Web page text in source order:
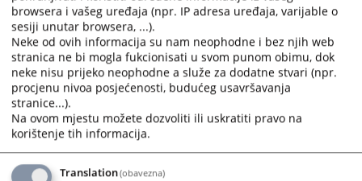
shortcuts
for
changing
dates.
shortcuts
for
changing
dates.
03.08.2020.
Brošura Transparency Internationala o
pravima građana u kontaktu sa
tužilaštvima
03.08.2020.
browsera i vašeg uređaja (npr. IP adresa uređaja, varijable o
sesiji unutar browsera, ...).
Neke od ovih informacija su nam neophodne i bez njih web
stranica ne bi mogla fukcionisati u svom punom obimu, dok
neke nisu prijeko neophodne a služe za dodatne stvari (npr.
procjenu nivoa posjećenosti, budućeg usavršavanja
stranice...).
Na ovom mjestu možete dozvoliti ili uskratiti pravo na
korištenje tih informacija.
Translation(obavezna)